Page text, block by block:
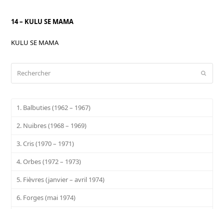
14 – KULU SE MAMA
KULU SE MAMA
1. Balbuties (1962 – 1967)
2. Nuibres (1968 – 1969)
3. Cris (1970 – 1971)
4. Orbes (1972 – 1973)
5. Fièvres (janvier – avril 1974)
6. Forges (mai 1974)